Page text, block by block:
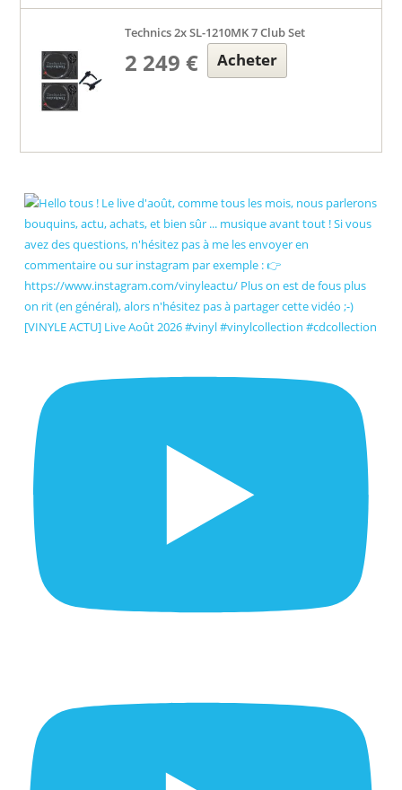
Technics 2x SL-1210MK 7 Club Set
2 249 € Acheter
[VINYLE ACTU] Live Août 2026 #vinyl #vinylcollection #cdcollection